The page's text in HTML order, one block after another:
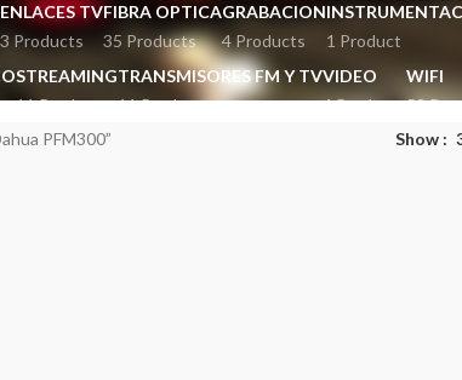
ENLACES TV
3 Products
FIBRA OPTICA
35 Products
GRABACION
4 Products
1 Product
STREAMING
11 Products
TRANSMISORES FM Y TV
11 Products
VIDEO
4 Products
WIFI
52
PFM300” Show